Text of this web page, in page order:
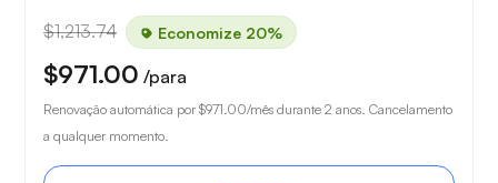
$1,213.74 Economize 20%
$971.00 /para
Renovação automática por $971.00/mês durante 2 anos. Cancelamento
a qualquer momento.